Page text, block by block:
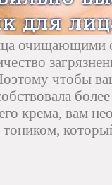
очищающими
чтобы
крема, вам